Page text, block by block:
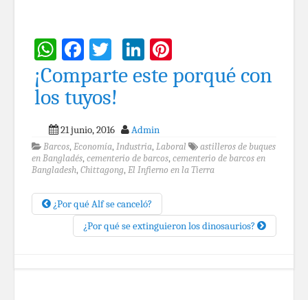
WhatsApp
Facebook
TwitterLinkedIn
¡Comparte este porqué con
los tuyos!
21 junio, 2016 Admin
Barcos, Economía, Industria, Laboral
astilleros de buques
en Bangladés, cementerio de barcos, cementerio de barcos en
Bangladesh, Chittagong, El Infierno en la Tierra
¿Por qué Alf se canceló?
¿Por qué se extinguieron los dinosaurios?